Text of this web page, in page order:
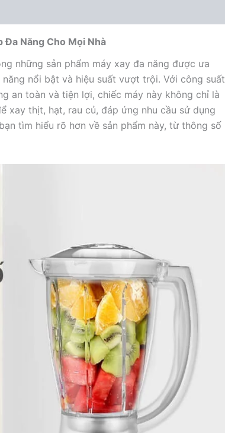
Đa Năng Cho Mọi Nhà
những sản phẩm máy xay đa năng được ưa
nổi bật và hiệu suất vượt trội. Với công suất
an toàn và tiện lợi, chiếc máy này không chỉ là
xay thịt, hạt, rau củ, đáp ứng nhu cầu sử dụng
tìm hiểu rõ hơn về sản phẩm này, từ thông số